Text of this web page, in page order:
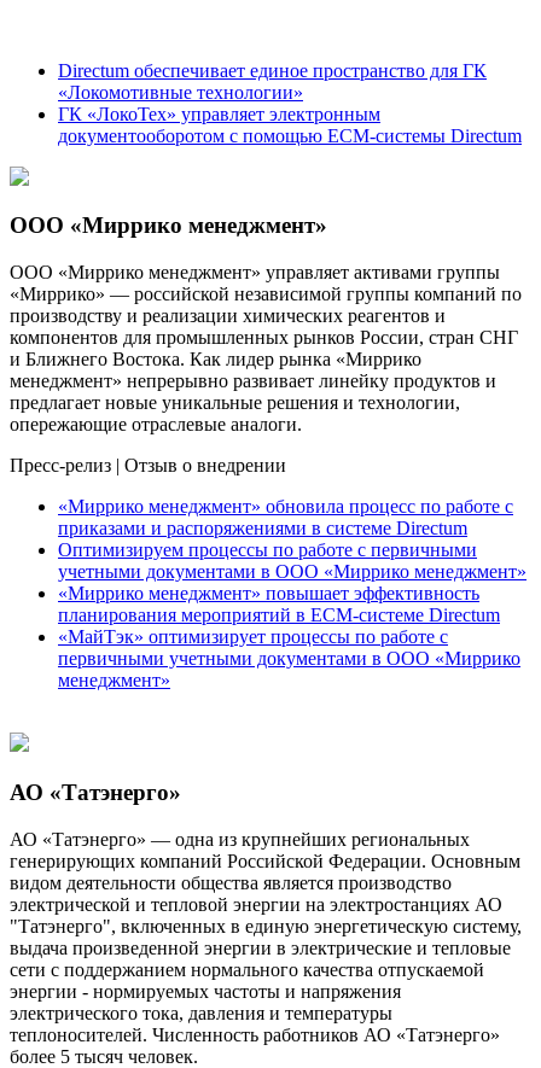
Directum обеспечивает единое пространство для ГК
«Локомотивные технологии»
ГК «ЛокоТех» управляет электронным
документооборотом с помощью ECM-системы Directum
ООО «Миррико менеджмент»
ООО «Миррико менеджмент» управляет активами группы
«Миррико» — российской независимой группы компаний по
производству и реализации химических реагентов и
компонентов для промышленных рынков России, стран СНГ
и Ближнего Востока. Как лидер рынка «Миррико
менеджмент» непрерывно развивает линейку продуктов и
предлагает новые уникальные решения и технологии,
опережающие отраслевые аналоги.
Пресс-релиз | Отзыв о внедрении
«Миррико менеджмент» обновила процесс по работе с
приказами и распоряжениями в системе Directum
Оптимизируем процессы по работе с первичными
учетными документами в ООО «Миррико менеджмент»
«Миррико менеджмент» повышает эффективность
планирования мероприятий в ECM-системе Directum
«МайТэк» оптимизирует процессы по работе с
первичными учетными документами в ООО «Миррико
менеджмент»
АО «Татэнерго»
АО «Татэнерго» — одна из крупнейших региональных
генерирующих компаний Российской Федерации. Основным
видом деятельности общества является производство
электрической и тепловой энергии на электростанциях АО
"Татэнерго", включенных в единую энергетическую систему,
выдача произведенной энергии в электрические и тепловые
сети с поддержанием нормального качества отпускаемой
энергии - нормируемых частоты и напряжения
электрического тока, давления и температуры
теплоносителей. Численность работников АО «Татэнерго»
более 5 тысяч человек.